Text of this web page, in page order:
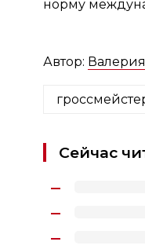
норму
Автор:
Сейчас